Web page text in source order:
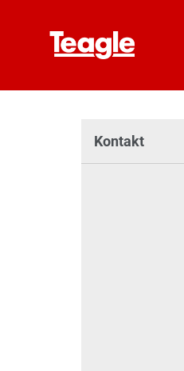
Kontakt